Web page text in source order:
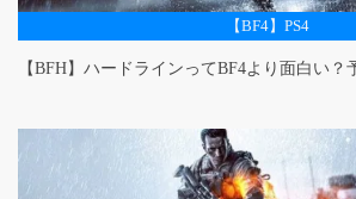
【BF4】PS4
【BFH】ハードラインってBF4より面白い？